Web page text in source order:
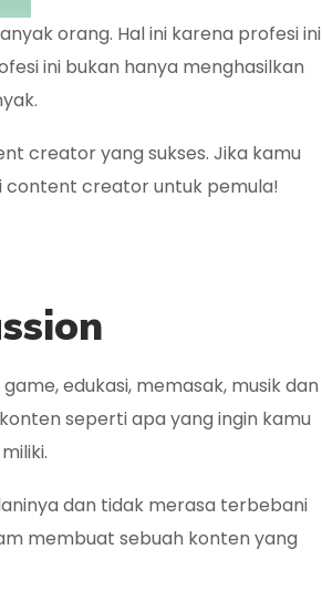
orang. Hal ini karena profesi ini
ini bukan hanya menghasilkan
creator yang sukses. Jika kamu
content creator untuk pemula!
edukasi, memasak, musik dan
seperti apa yang ingin kamu
dan tidak merasa terbebani
membuat sebuah konten yang